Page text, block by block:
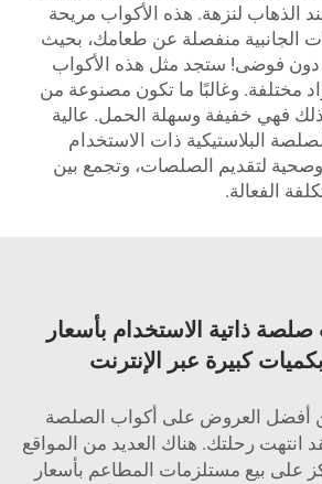
عند الذهاب لنزهة. هذه الأكواب مريحة
الجانبية منفصلة عن طعامك، بحيث
دون فوضى! ستجد مثل هذه الأكواب
مختلفة. وغالبًا ما تكون مصنوعة من
لذلك فهي خفيفة وسهلة الحمل. عالية
البلاستيكية ذات الاستخدام
وصحية لتقديم الصلصات، وتجمع بين
الفعالة.
صلصة ذاتية الاستخدام بأسعار
كبيرة عبر الإنترنت
أفضل العروض على أكواب الصلصة
انتهت رحلتك. هناك العديد من المواقع
على بيع مستلزمات المطاعم بأسعار